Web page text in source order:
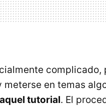
complicado,
meterse en temas
tutorial. El